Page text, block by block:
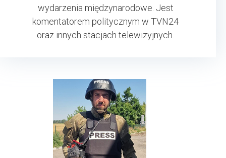
wydarzenia międzynarodowe. Jest
komentatorem politycznym w TVN24
oraz innych stacjach telewizyjnych.